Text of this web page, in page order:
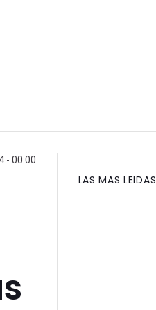
- 00:00
LAS MAS LEIDAS